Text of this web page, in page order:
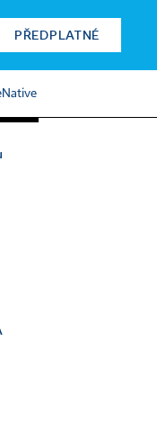
PŘEDPLATNÉ